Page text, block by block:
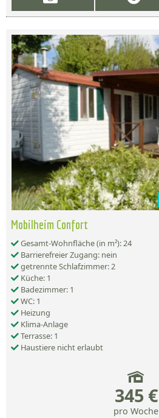
Mobilheim Confort
Gesamt-Wohnfläche (in m²): 24
Barrierefreier Zugang: nein
getrennte Schlafzimmer: 2
Küche: 1
Badezimmer: 1
WC: 1
Heizung
Klima-Anlage
Terrasse: 1
Haustiere nicht erlaubt
345 €
pro Woche